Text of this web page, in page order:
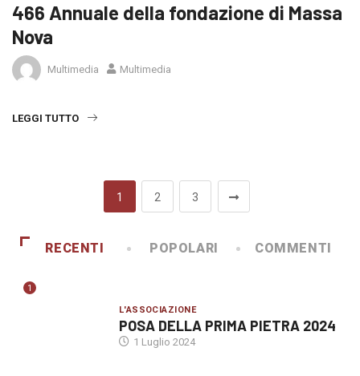
466 Annuale della fondazione di Massa
Nova
Multimedia Multimedia
LEGGI TUTTO
1 2 3
RECENTI POPOLARI COMMENTI
1
L'ASSOCIAZIONE
POSA DELLA PRIMA PIETRA 2024
1 Luglio 2024